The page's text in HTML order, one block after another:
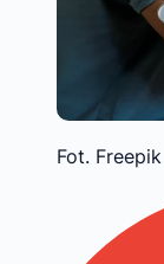
Fot. Freepik